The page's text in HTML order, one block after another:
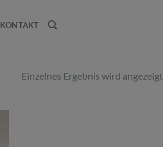
KONTAKT
Einzelnes Ergebnis wird angezeigt